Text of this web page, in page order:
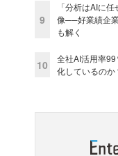
9
「分析はAIに
像──好業績企
も解く
10
全社AI活用率
化しているの